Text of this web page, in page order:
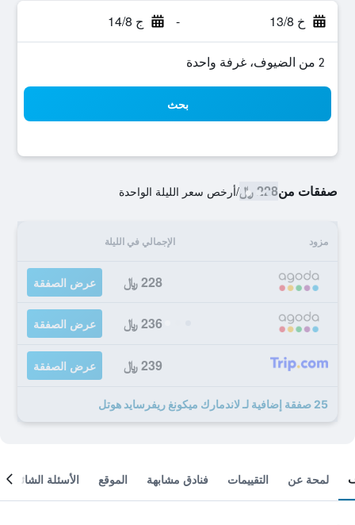
خ 13/8 - ج 14/8
2 من الضيوف، غرفة واحدة
بحث
صفقات من228 ﷼ /أرخص سعر الليلة الواحدة
مزود الإجمالي في الليلة
228 ﷼ عرض الصفقة
236 ﷼ عرض الصفقة
239 ﷼ عرض الصفقة
25 صفقة إضافية لـ لاندمارك ميكونغ ريفرسايد هوتل
لمحة عن التقييمات فنادق مشابهة الموقع الأسئلة الشائعة